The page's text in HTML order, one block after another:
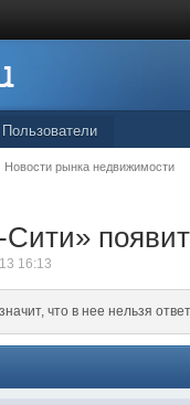
Пользователи
Новости рынка недвижимости
16:13
что в нее нельзя